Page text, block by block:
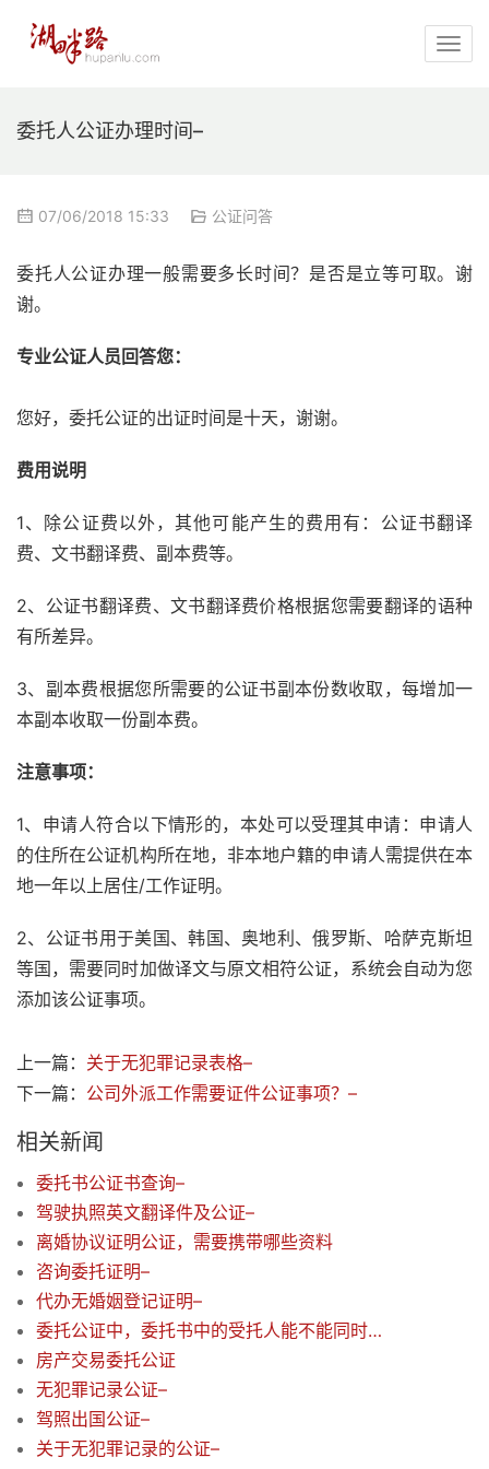
委托人公证办理时间–
07/06/2018 15:33 公证问答
委托人公证办理一般需要多长时间？是否是立等可取。谢
谢。
专业公证人员回答您：
您好，委托公证的出证时间是十天，谢谢。
费用说明
1、除公证费以外，其他可能产生的费用有：公证书翻译
费、文书翻译费、副本费等。
2、公证书翻译费、文书翻译费价格根据您需要翻译的语种
有所差异。
3、副本费根据您所需要的公证书副本份数收取，每增加一
本副本收取一份副本费。
注意事项：
1、申请人符合以下情形的，本处可以受理其申请：申请人
的住所在公证机构所在地，非本地户籍的申请人需提供在本
地一年以上居住/工作证明。
2、公证书用于美国、韩国、奥地利、俄罗斯、哈萨克斯坦
等国，需要同时加做译文与原文相符公证，系统会自动为您
添加该公证事项。
上一篇： 关于无犯罪记录表格–
下一篇： 公司外派工作需要证件公证事项？–
相关新闻
委托书公证书查询–
驾驶执照英文翻译件及公证–
离婚协议证明公证，需要携带哪些资料
咨询委托证明–
代办无婚姻登记证明–
委托公证中，委托书中的受托人能不能同时写多个呢？
房产交易委托公证
无犯罪记录公证–
驾照出国公证–
关于无犯罪记录的公证–